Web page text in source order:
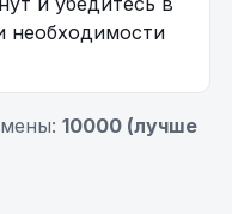
необходимости
10000 (лучше